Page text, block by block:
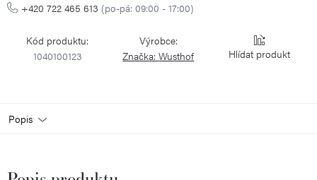
+420 722 465 613 (po-pá: 09:00 - 17:00)
Kód produktu:
1040100123
Výrobce:
Značka:Wusthof Hlídat
Popis